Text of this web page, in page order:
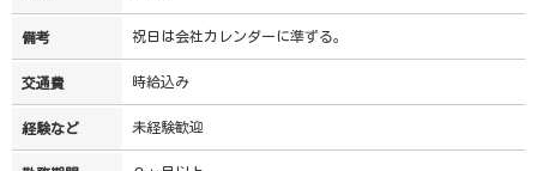
備考 祝日は会社カレンダーに準ずる。
交通費 時給込み
経験など 未経験歓迎